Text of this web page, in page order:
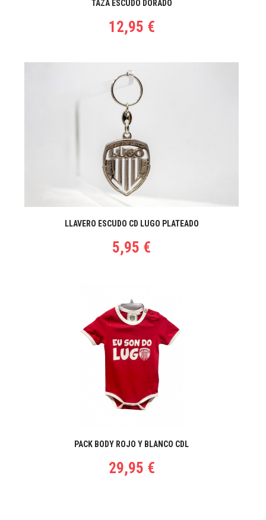
TAZA ESCUDO DORADO
12,95 €
LLAVERO ESCUDO CD LUGO PLATEADO
5,95 €
PACK BODY ROJO Y BLANCO CDL
29,95 €